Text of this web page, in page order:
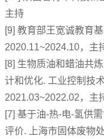
主持
[9] 教育部王宽诚教育
2020.11~2024.10，主
[8] 生物质油和蜡油共
计和优化. 工业控制技
2021.03~2022.02 ，主
[7] 基于油-热-电-氢供
评价. 上海市固体废物